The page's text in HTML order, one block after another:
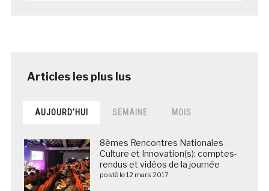
AUJOURD’HUI SEMAINE MOIS
8èmes Rencontres Nationales
Culture et Innovation(s): comptes-
rendus et vidéos de la journée
posté le 12 mars 2017